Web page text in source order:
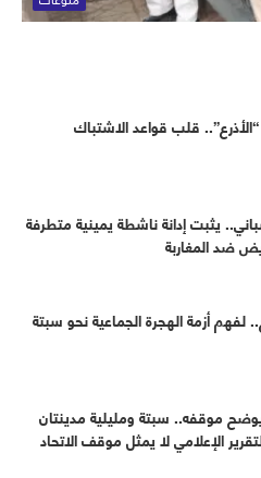
قلب قواعد الاشتباك
يثبت إدانة ناشطة يمينية متطرفة
ضد المغاربة
لفهم أزمة الهجرة الجماعية نحو سبتة
موقفه.. سبتة ومليلية مدينتان
الإعلامي لا يمثل موقف الاتحاد